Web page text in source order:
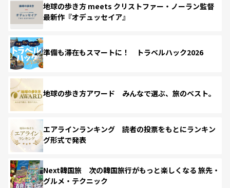
地球の歩き方 meets クリストファー・ノーラン監督
最新作『オデュッセイア』
準備も滞在もスマートに！ トラベルハック2026
地球の歩き方アワード みんなで選ぶ、旅のベスト。
エアラインランキング 読者の投票をもとにランキン
グ形式で発表
Next韓国旅 次の韓国旅行がもっと楽しくなる 旅先・
グルメ・テクニック